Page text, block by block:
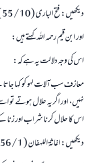
ديكھيں: فتح البارى ( 10 / 55 ).
اور ابن قيم رحمہ اللہ كہتے ہيں:
اس كى وجہ دلالت يہ ہے كہ:
معازف سب آلات لہو كو كہا
نہيں، اور اگر يہ حلال ہوتے تو
اس كا حلال كرنا شراب اور زنا
ديكھيں: اغاثۃ اللہفان ( 1 / 256 ).